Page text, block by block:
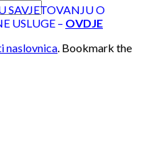
SAVJETOVANJU O
USLUGE – OVDJE
naslovnica. Bookmark the